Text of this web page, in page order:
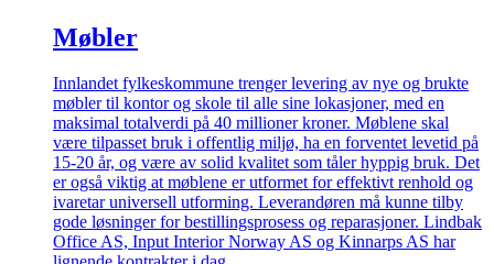
Møbler
Innlandet fylkeskommune trenger levering av nye og brukte
møbler til kontor og skole til alle sine lokasjoner, med en
maksimal totalverdi på 40 millioner kroner. Møblene skal
være tilpasset bruk i offentlig miljø, ha en forventet levetid på
15-20 år, og være av solid kvalitet som tåler hyppig bruk. Det
er også viktig at møblene er utformet for effektivt renhold og
ivaretar universell utforming. Leverandøren må kunne tilby
gode løsninger for bestillingsprosess og reparasjoner. Lindbak
Office AS, Input Interior Norway AS og Kinnarps AS har